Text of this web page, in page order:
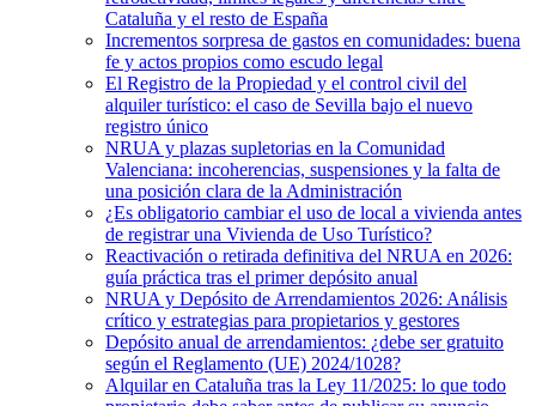
Cataluña y el resto de España
Incrementos sorpresa de gastos en comunidades: buena
fe y actos propios como escudo legal
El Registro de la Propiedad y el control civil del
alquiler turístico: el caso de Sevilla bajo el nuevo
registro único
NRUA y plazas supletorias en la Comunidad
Valenciana: incoherencias, suspensiones y la falta de
una posición clara de la Administración
¿Es obligatorio cambiar el uso de local a vivienda antes
de registrar una Vivienda de Uso Turístico?
Reactivación o retirada definitiva del NRUA en 2026:
guía práctica tras el primer depósito anual
NRUA y Depósito de Arrendamientos 2026: Análisis
crítico y estrategias para propietarios y gestores
Depósito anual de arrendamientos: ¿debe ser gratuito
según el Reglamento (UE) 2024/1028?
Alquilar en Cataluña tras la Ley 11/2025: lo que todo